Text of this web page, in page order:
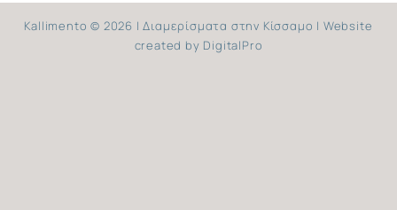
Kallimento © 2026 | Διαμερίσματα στην Κίσσαμο | Website
created by DigitalPro